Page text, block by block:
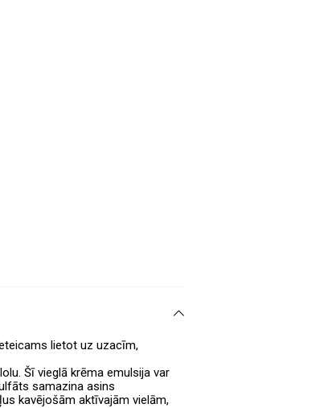
lietot uz uzacīm,
Šī vieglā krēma emulsija var
samazina asins
kavējošām aktīvajām vielām,